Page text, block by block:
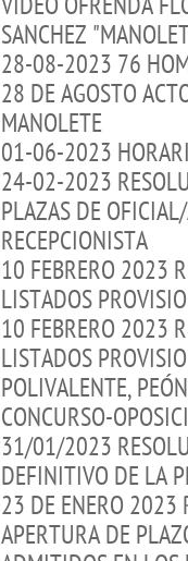
VIDEO OFRENDA
SANCHEZ
28-08-2023 76
28 DE AGOSTO
MANOLETE
01-06-2023
24-02-2023
PLAZAS DE
RECEPCIONISTA
10 FEBRERO 2023
LISTADOS
10 FEBRERO 2023
LISTADOS
POLIVALENTE,
CONCURSO-
31/01/2023
DEFINITIVO DE LA
23 DE ENERO 2023
APERTURA DE